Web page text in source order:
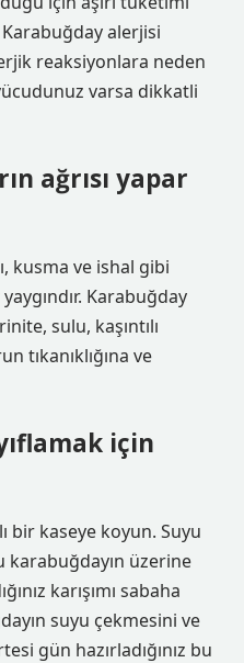
alerjisi
reaksiyonlara neden
varsa dikkatli
ağrısı yapar
kusma ve ishal gibi
Karabuğday
sulu, kaşıntılı
tıkanıklığına ve
için
bir kaseye koyun. Suyu
karabuğdayın üzerine
karışımı sabaha
suyu çekmesini ve
gün hazırladığınız bu